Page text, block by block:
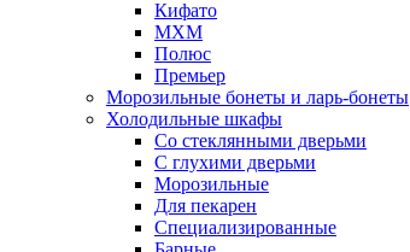
Кифато
МХМ
Полюс
Премьер
Морозильные бонеты и ларь-бонеты
Холодильные шкафы
Со стеклянными дверьми
С глухими дверьми
Морозильные
Для пекарен
Специализированные